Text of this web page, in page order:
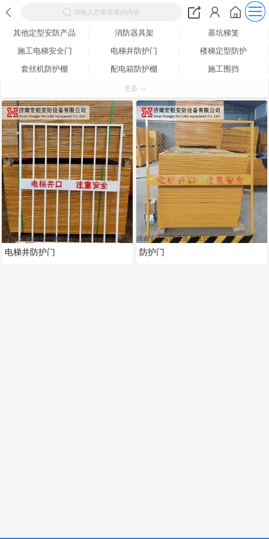
请输入您要搜索的内容
其他定型安防产品 消防器具架
基坑梯笼
施工电梯安全门
电梯井防护门
楼梯定型防护
套丝机防护棚
配电箱防护棚
施工围挡
安全通道
单立柱防护棚
钢筋木工防护棚
工地大门
VR安全体验
质量样板 安全体验馆
更多
电梯井防护门 防护门